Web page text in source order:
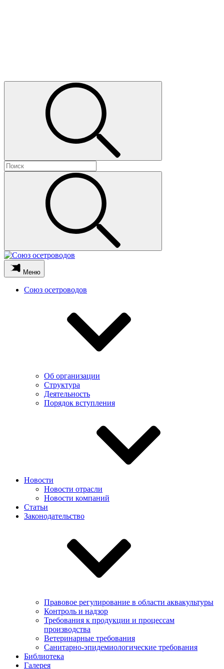
Меню
Союз осетроводов
Об организации
Структура
Деятельность
Порядок вступления
Новости
Новости отрасли
Новости компаний
Статьи
Законодательство
Правовое регулирование в области аквакультуры
Контроль и надзор
Требования к продукции и процессам
производства
Ветеринарные требования
Санитарно-эпидемиологические требования
Библиотека
Галерея